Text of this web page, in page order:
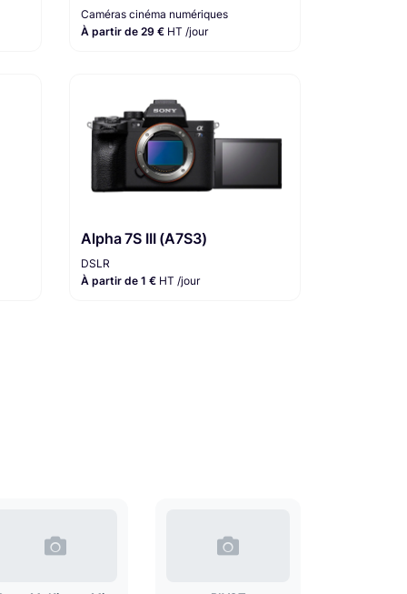
Caméras cinéma numériques
À partir de 29 € HT /jour
Alpha 7S III (A7S3)
DSLR
À partir de 1 € HT /jour